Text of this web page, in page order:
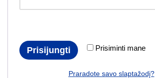
Prisiminti mane
Prisijungti
Praradote savo slaptažodį?